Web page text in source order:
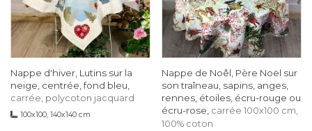
Nappe d'hiver, Lutins sur la
neige, centrée, fond bleu,
carrée, polycoton jacquard
100x100, 140x140 cm
Nappe de Noêl, Père Noël sur
son traîneau, sapins, anges,
rennes, étoiles, écru-rouge ou
écru-rose, carrée 100x100 cm,
100% coton